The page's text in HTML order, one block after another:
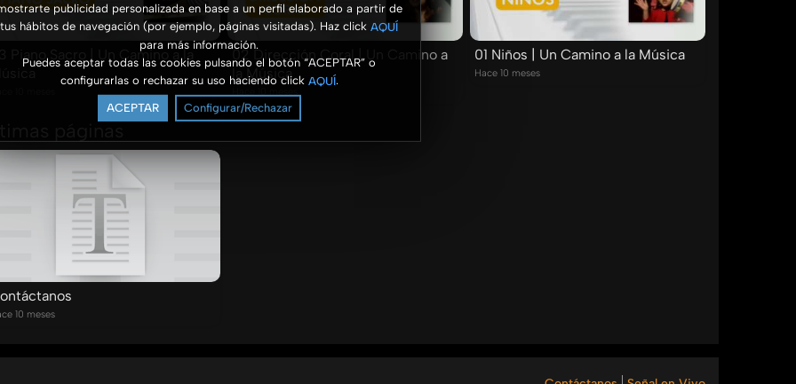
publicidad personalizada en base a un perfil elaborado a partir de
tus hábitos de navegación (por ejemplo, páginas visitadas). Haz click AQUÍ
para más información.
Puedes aceptar todas las cookies pulsando el botón “ACEPTAR” o
configurarlas o rechazar su uso haciendo click AQUÍ.
ACEPTAR Configurar/Rechazar
Piano Sacro | Un Camino a la
02 Dirección Coral | Un Camino a
la Música
Hace 10 meses
01 Niños | Un Camino a la Música
Hace 10 meses
10 meses